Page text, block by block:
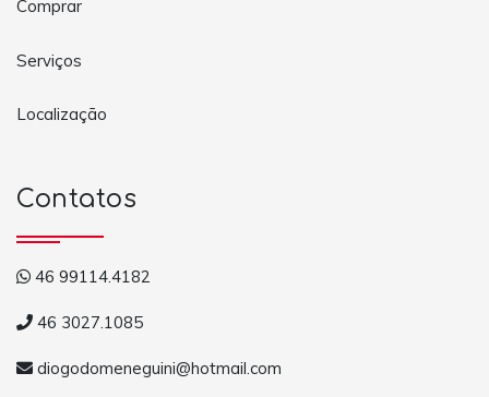
Comprar
Serviços
Localização
Contatos
46 99114.4182
46 3027.1085
diogodomeneguini@hotmail.com